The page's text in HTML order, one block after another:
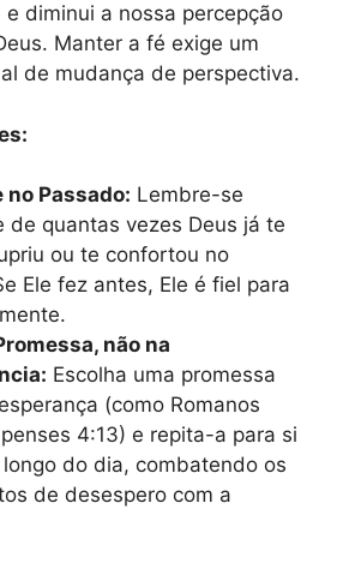
diminui a nossa percepção
Manter a fé exige um
de mudança de perspectiva.
Passado: Lembre-se
de quantas vezes Deus já te
ou te confortou no
Ele fez antes, Ele é fiel para
não na
Escolha uma promessa
(como Romanos
4:13) e repita-a para si
do dia, combatendo os
de desespero com a